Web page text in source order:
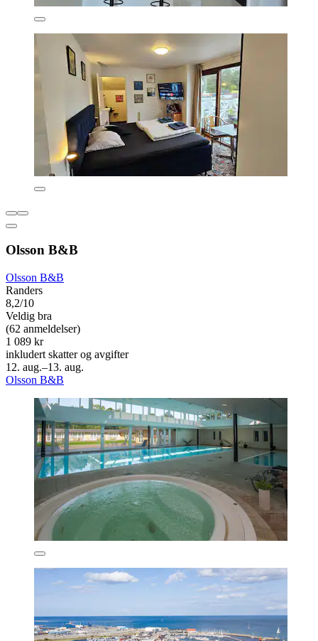
Olsson B&B
Olsson B&B
Randers
8,2/10
Veldig bra
(62 anmeldelser)
1 089 kr
inkludert skatter og avgifter
12. aug.–13. aug.
Olsson B&B